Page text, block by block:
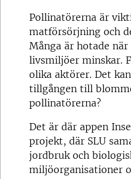
Pollinatörerna är
matförsörjning och
Många är hotade
livsmiljöer minskar.
olika aktörer. Det
tillgången till
pollinatörerna?
Det är där appen
projekt, där SLU
jordbruk och
miljöorganisationer